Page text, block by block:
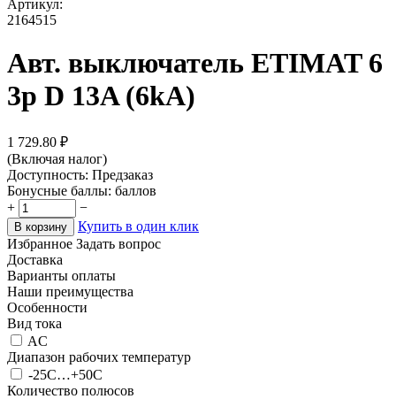
Артикул:
2164515
Авт. выключатель ETIMAT 6
3p D 13A (6kA)
1 729.80 ₽
(Включая налог)
Доступность: Предзаказ
Бонусные баллы: баллов
+
−
В корзину
Купить в один клик
Избранное Задать вопрос
Доставка
Варианты оплаты
Наши преимущества
Особенности
Вид тока
AC
Диапазон рабочих температур
-25С…+50С
Количество полюсов